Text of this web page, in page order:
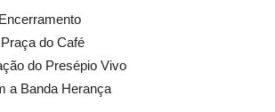
do Café
do Presépio Vivo
a Banda Herança